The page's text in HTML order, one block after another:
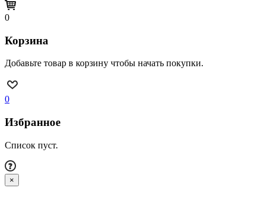
0
Корзина
Добавьте товар в корзину чтобы начать покупки.
0
Избранное
Список пуст.
×